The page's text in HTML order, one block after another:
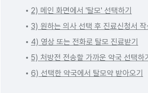
2) 메인 화면에서 '탈모' 선택하기
3) 원하는 의사 선택 후 진료신청서 작
4) 영상 또는 전화로 탈모 진료받기
5) 처방전 전송할 가까운 약국 선택하기
6) 선택한 약국에서 탈모약 받아오기